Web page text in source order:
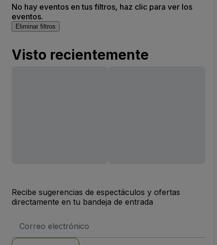
No hay eventos en tus filtros, haz clic para ver los
eventos.
Eliminar filtros
Visto recientemente
Recibe sugerencias de espectáculos y ofertas
directamente en tu bandeja de entrada
de